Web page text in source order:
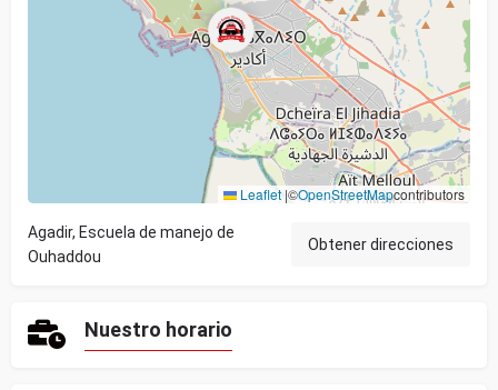
Leaflet |©OpenStreetMapcontributors
Agadir, Escuela de manejo de
Ouhaddou
Obtener direcciones
Nuestro horario